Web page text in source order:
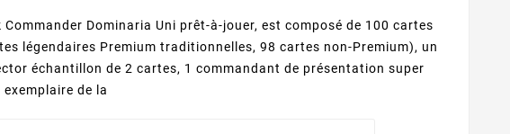
Commander Dominaria Uni prêt-à-jouer, est composé de 100 cartes
légendaires Premium traditionnelles, 98 cartes non-Premium), un
échantillon de 2 cartes, 1 commandant de présentation super
de la